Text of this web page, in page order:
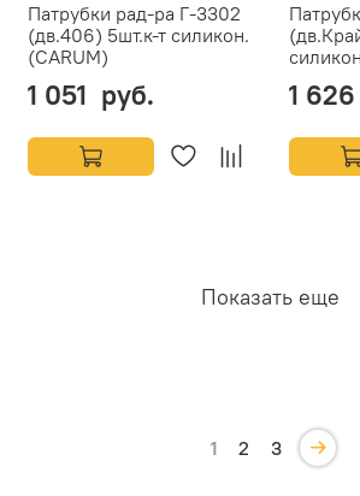
Патрубки рад-ра Г-3302
(дв.406) 5шт.к-т силикон.
(CARUM)
1 051 руб. 1
Показать еще
1 2 3